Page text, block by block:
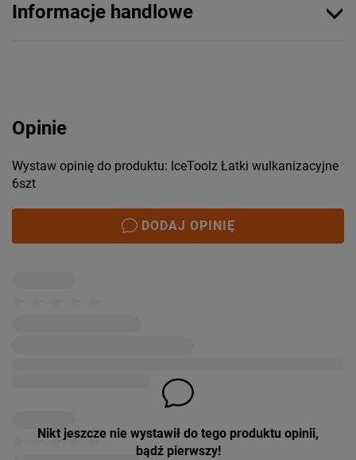
Informacje handlowe
Opinie
Wystaw opinię do produktu: IceToolz Łatki wulkanizacyjne
6szt
DODAJ OPINIĘ
Nikt jeszcze nie wystawił do tego produktu opinii,
bądź pierwszy!